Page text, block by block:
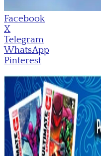
Facebook
X
Telegram
WhatsApp
Pinterest